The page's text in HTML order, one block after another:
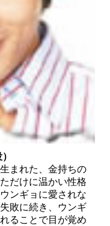
まれた、金持ちの
だけに温かい性格
ンギョに愛されな
敗に続き、ウンギ
ることで目が覚め